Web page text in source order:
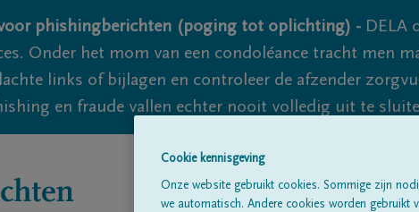
phishingberichten (poging tot oplichting) - DELA
Onder het mom van een condoléance tracht men
links of bijlagen en controleer de afzender
en fraude vallen echter nooit volledig uit te
Cookie kennisgeving
Onze website gebruikt cookies. Sommige zijn
we automatisch. Andere cookies worden gebruikt